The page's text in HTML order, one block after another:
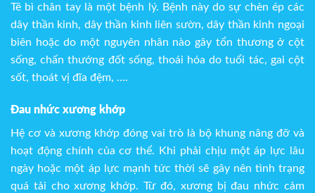
Tê bì chân tay là một bệnh lý. Bệnh này do sự chèn ép các
dây thần kinh, dây thần kinh liên sườn, dây thần kinh ngoại
biên hoặc do một nguyên nhân nào gây tổn thương ở cột
sống, chấn thướng đốt sống, thoái hóa do tuổi tác, gai cột
sốt, thoát vị đĩa đệm, ….
Đau nhức xương khớp
Hệ cơ và xương khớp đóng vai trò là bộ khung nâng đỡ và
hoạt động chính của cơ thể. Khi phải chịu một áp lực lâu
ngày hoặc một áp lực mạnh tức thời sẽ gây nên tình trạng
quá tải cho xương khớp. Từ đó, xương bị đau nhức cảm